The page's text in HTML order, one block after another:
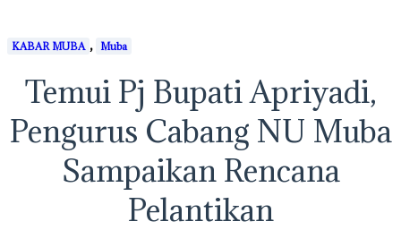
KABAR MUBA , Muba
Temui Pj Bupati Apriyadi,
Pengurus Cabang NU Muba
Sampaikan Rencana
Pelantikan